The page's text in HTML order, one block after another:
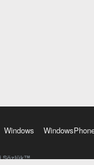
Windows
Sözlük™